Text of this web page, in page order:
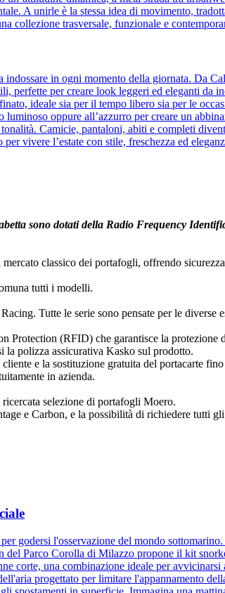
A unirle è la stessa idea di movimento,
collezione trasversale, funzionale e
indossare in ogni momento della giornata. Da
perfette per creare look leggeri ed eleganti
ideale sia per il tempo libero sia per le
luminoso oppure all’azzurro per creare un
Camicie, pantaloni, abiti e completi
vivere l’estate con stile, freschezza ed
sono dotati della Radio Frequency
classico dei portafogli, offrendo
tutti i modelli.
Tutte le serie sono pensate per le
(RFID) che garantisce la protezione
la polizza assicurativa Kasko sul prodotto.
e la sostituzione gratuita del portacarte
in azienda.
selezione di portafogli Moero.
e Carbon, e la possibilità di richiedere tutti
godersi l'osservazione del mondo
del Parco Corolla di Milazzo propone il kit
corte, una combinazione ideale per
progettato per limitare l'appannamento